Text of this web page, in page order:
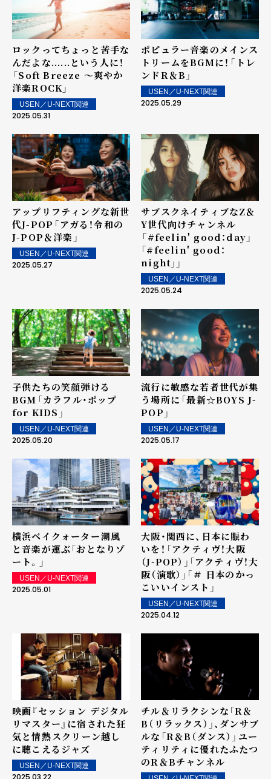
ロックってちょっと苦手な
んだよな......という人に！
――「Soft Breeze ～爽やか
洋楽ROCK」
USEN／U-NEXT関連
2025.05.31
ポピュラー音楽のメインス
トリームをBGMに！――「トレ
ンドR＆B」
USEN／U-NEXT関連
2025.05.29
アップリフティングな新世
代J-POP――「アガる！令和の
J-POP＆洋楽」
USEN／U-NEXT関連
2025.05.27
サブスクネイティブなZ＆
Y世代向けチャンネル
――「#feelin' good：day」
「#feelin' good：
night」」
USEN／U-NEXT関連
2025.05.24
子供たちの笑顔弾ける
BGM――「カラフル・ポップ
for KIDS」
USEN／U-NEXT関連
2025.05.20
流行に敏感な若者世代が集
う場所に――「最新☆BOYS J-
POP」
USEN／U-NEXT関連
2025.05.17
横浜ベイクォーター――潮風
と音楽が運ぶ「おとなりゾ
ート。」
USEN／U-NEXT関連
2025.05.01
大阪・関西に、日本に賑わ
いを！――「アクティヴ！大阪
（J-POP）」「アクティヴ！大
阪（演歌）」「＃ 日本のかっ
こいいインスト」
USEN／U-NEXT関連
2025.04.12
映画『セッション デジタル
リマスター』に宿された狂
気と情熱――スクリーン越し
に聴こえるジャズ
USEN／U-NEXT関連
チル＆リラクシンな「R＆
B（リラックス）」、ダンサブ
ルな「R＆B（ダンス）」――ユー
ティリティに優れたふたつ
のR＆Bチャンネル